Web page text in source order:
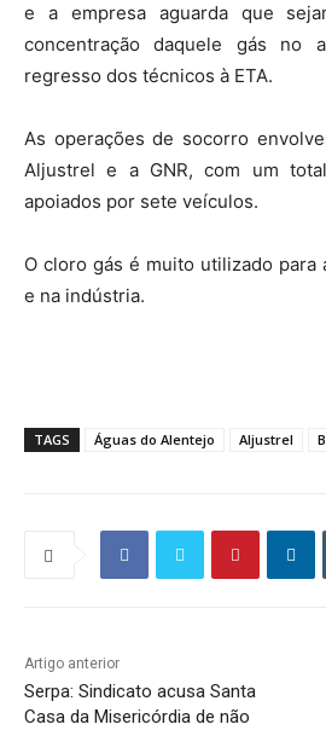
e a empresa aguarda que
concentração daquele gás no
regresso dos técnicos à ETA.
As operações de socorro
Aljustrel e a GNR, com um
apoiados por sete veículos.
O cloro gás é muito utilizado para
e na indústria.
TAGS Águas do Alentejo Aljustrel
Artigo anterior
Serpa: Sindicato acusa Santa
Casa da Misericórdia de não